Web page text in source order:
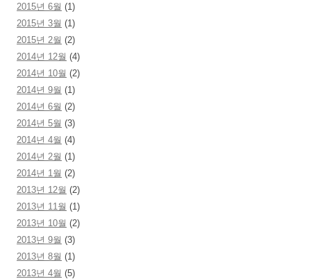
2015년 6월 (1)
2015년 3월 (1)
2015년 2월 (2)
2014년 12월 (4)
2014년 10월 (2)
2014년 9월 (1)
2014년 6월 (2)
2014년 5월 (3)
2014년 4월 (4)
2014년 2월 (1)
2014년 1월 (2)
2013년 12월 (2)
2013년 11월 (1)
2013년 10월 (2)
2013년 9월 (3)
2013년 8월 (1)
2013년 4월 (5)